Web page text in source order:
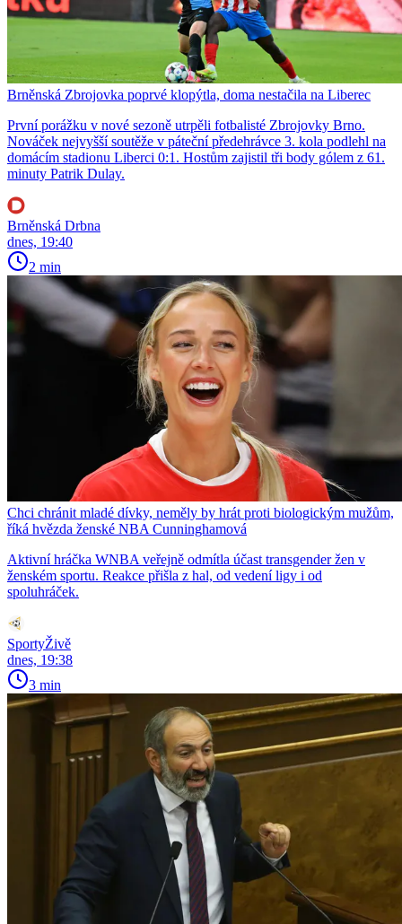
Brněnská Zbrojovka poprvé klopýtla, doma nestačila na Liberec
První porážku v nové sezoně utrpěli fotbalisté Zbrojovky Brno.
Nováček nejvyšší soutěže v páteční předehrávce 3. kola podlehl na
domácím stadionu Liberci 0:1. Hostům zajistil tři body gólem z 61.
minuty Patrik Dulay.
Brněnská Drbna
dnes, 19:40
2 min
Chci chránit mladé dívky, neměly by hrát proti biologickým mužům,
říká hvězda ženské NBA Cunninghamová
Aktivní hráčka WNBA veřejně odmítla účast transgender žen v
ženském sportu. Reakce přišla z hal, od vedení ligy i od
spoluhráček.
SportyŽivě
dnes, 19:38
3 min